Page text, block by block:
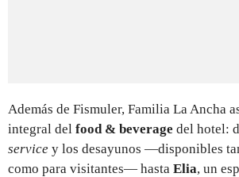
Además de Fismuler, Familia La Ancha
integral del food & beverage del hotel:
service y los desayunos —disponibles
como para visitantes— hasta Elia, un